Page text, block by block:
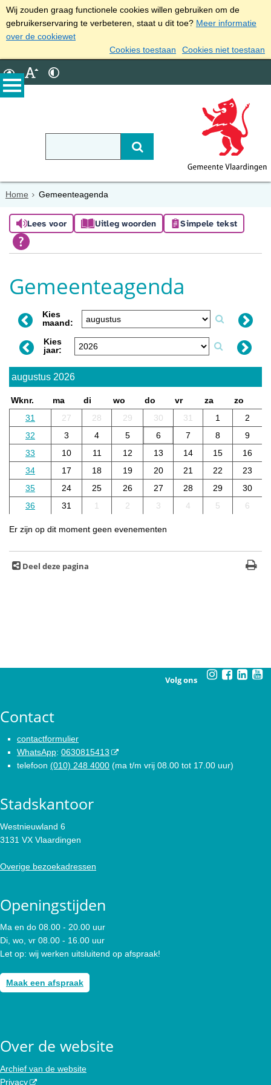
Wij zouden graag functionele cookies willen gebruiken om de
gebruikerservaring te verbeteren, staat u dit toe? Meer informatie
over de cookiewet
Cookies toestaan
Cookies niet toestaan
Home Gemeenteagenda
Lees voor Uitleg woorden Simpele tekst
Gemeenteagenda
Kies
maand:
Kies
jaar:
augustus 2026
Wknr. ma di wo do vr za
zo
31
27 28 29 30 31 1
2
32
3 4 5 6 7 8
9
33
10 11 12 13 14 15
16
34
17 18 19 20 21 22
23
35
24 25 26 27 28 29
30
36
31 1 2 3 4 5 6
Er zijn op dit moment geen evenementen
Deel deze pagina
Volg ons
Contact
contactformulier
WhatsApp: 0630815413
telefoon (010) 248 4000 (ma t/m vrij 08.00 tot 17.00 uur)
Stadskantoor
Westnieuwland 6
3131 VX Vlaardingen
Overige bezoekadressen
Openingstijden
Ma en do 08.00 - 20.00 uur
Di, wo, vr 08.00 - 16.00 uur
Let op: wij werken uitsluitend op afspraak!
Maak een afspraak
Over de website
Archief van de website
Privacy